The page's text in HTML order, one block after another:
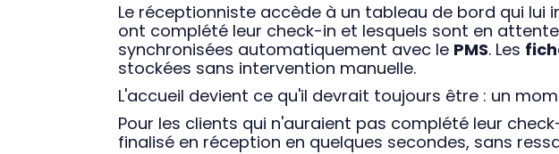
Le réceptionniste accède à un tableau de bord qui lui
ont complété leur check-in et lesquels sont en
synchronisées automatiquement avec le PMS. Les
stockées sans intervention manuelle.
L'accueil devient ce qu'il devrait toujours être : un
Pour les clients qui n'auraient pas complété leur
finalisé en réception en quelques secondes, sans